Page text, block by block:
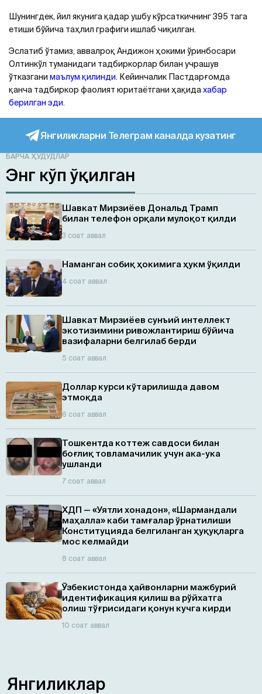
Шунингдек, йил якунига қадар ушбу кўрсаткичнинг 395 тага
етиши бўйича таҳлил графиги ишлаб чиқилган.
Эслатиб ўтамиз, аввалроқ Aндижон ҳокими ўринбосари
Олтинкўл туманидаги тадбиркорлар билан учрашув
ўтказгани маълум қилинди. Кейинчалик Пастдарғомда
қанча тадбиркор фаолият юритаётгани ҳақидахабар
берилган эди.
Янгиликларни Телеграм каналда кузатинг
БАРЧА ҲУДУДЛАР
Энг кўп ўқилган
Шавкат Мирзиёев Дональд Трамп
билан телефон орқали мулоқот қилди
3 соат аввал
Наманган собиқ ҳокимига ҳукм ўқилди
4 соат аввал
Шавкат Мирзиёев сунъий интеллект
экотизимини ривожлантириш бўйича
вазифаларни белгилаб берди
5 соат аввал
Доллар курси кўтарилишда давом
этмоқда
6 соат аввал
Тошкентда коттеж савдоси билан
боғлиқ товламачилик учун ака-ука
ушланди
7 соат аввал
ХДП — «Уятли хонадон», «Шармандали
маҳалла» каби тамғалар ўрнатилиши
Конституцияда белгиланган ҳуқуқларга
мос келмайди
8 соат аввал
Ўзбекистонда ҳайвонларни мажбурий
идентификация қилиш ва рўйхатга
олиш тўғрисидаги қонун кучга кирди
10 соат аввал
Янгиликлар